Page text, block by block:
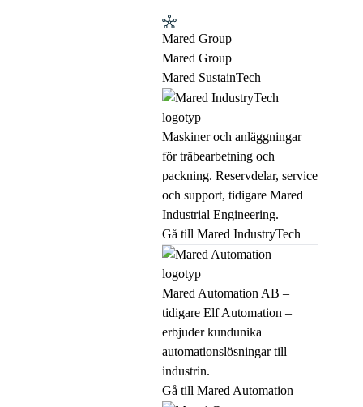
Mared Group
Mared Group
Mared SustainTech
Maskiner och anläggningar
för träbearbetning och
packning. Reservdelar, service
och support, tidigare Mared
Industrial Engineering.
Gå till Mared IndustryTech
Mared Automation AB –
tidigare Elf Automation –
erbjuder kundunika
automationslösningar till
industrin.
Gå till Mared Automation